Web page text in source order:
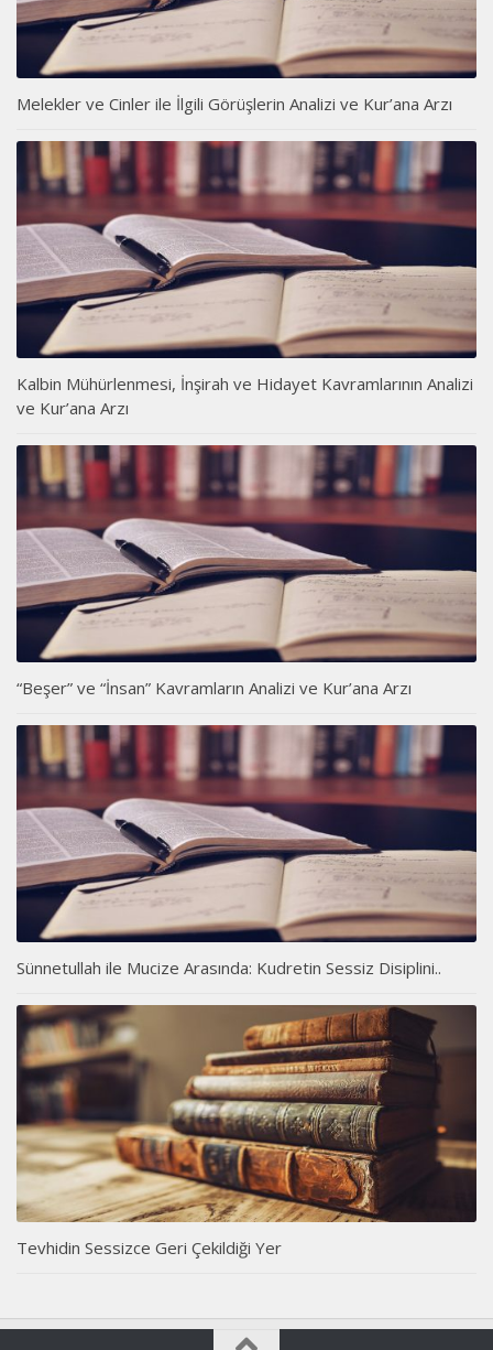
Melekler ve Cinler ile İlgili Görüşlerin Analizi ve Kur’ana Arzı
Kalbin Mühürlenmesi, İnşirah ve Hidayet Kavramlarının Analizi
ve Kur’ana Arzı
“Beşer” ve “İnsan” Kavramların Analizi ve Kur’ana Arzı
Sünnetullah ile Mucize Arasında: Kudretin Sessiz Disiplini..
Tevhidin Sessizce Geri Çekildiği Yer